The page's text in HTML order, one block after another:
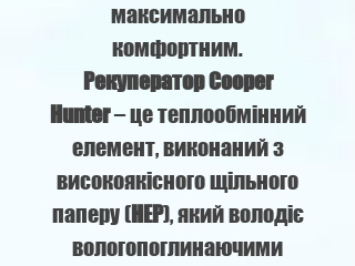
максимально
комфортним.
Рекуператор Сooper
Hunter– це теплообмінний
елемент, виконаний з
високоякісного щільного
паперу (НЕР), який володіє
вологопоглинаючими